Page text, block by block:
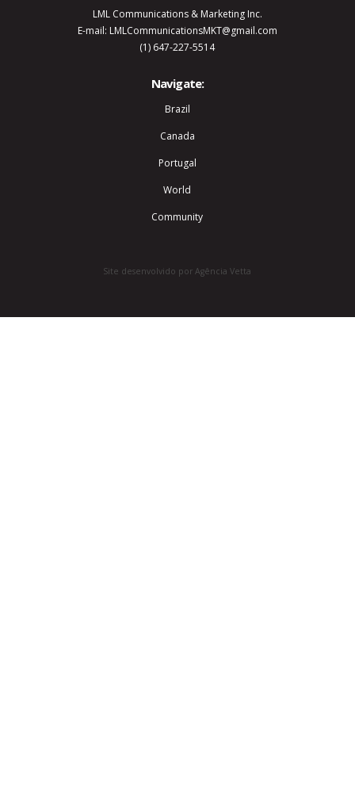
LML Communications & Marketing Inc.
E-mail: LMLCommunicationsMKT@gmail.com
(1) 647-227-5514
Navigate:
Brazil
Canada
Portugal
World
Community
Site desenvolvido por Agência Vetta